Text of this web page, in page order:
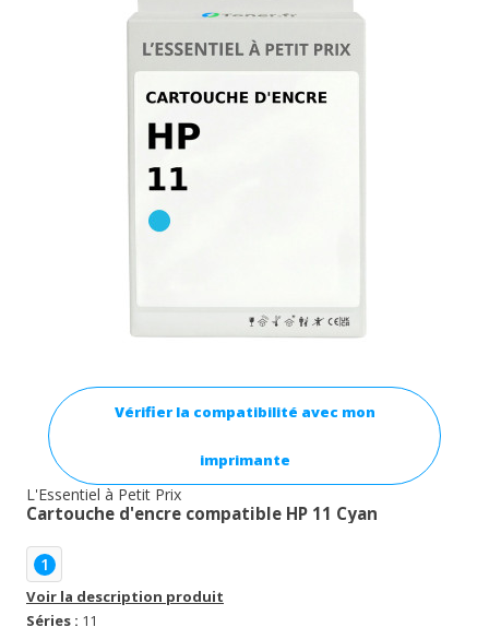
Vérifier la compatibilité avec mon
imprimante
L'Essentiel à Petit Prix
Cartouche d'encre compatible HP 11 Cyan
1
Voir la description produit
Séries : 11